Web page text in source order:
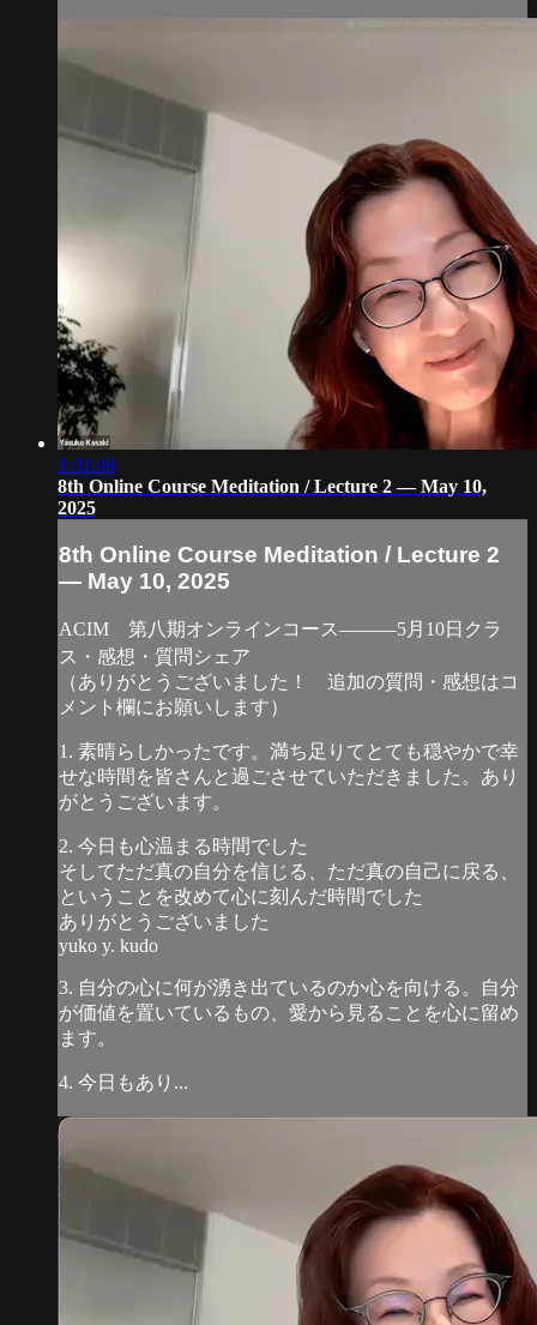
1:01:08
8th Online Course Meditation / Lecture 2 — May 10,
2025
8th Online Course Meditation / Lecture 2
— May 10, 2025
ACIM 第八期オンラインコース―――5月10日クラ
ス・感想・質問シェア
（ありがとうございました！ 追加の質問・感想はコ
メント欄にお願いします）
1. 素晴らしかったです。満ち足りてとても穏やかで幸
せな時間を皆さんと過ごさせていただきました。あり
がとうございます。
2. 今日も心温まる時間でした
そしてただ真の自分を信じる、ただ真の自己に戻る、
ということを改めて心に刻んだ時間でした
ありがとうございました
yuko y. kudo
3. 自分の心に何が湧き出ているのか心を向ける。自分
が価値を置いているもの、愛から見ることを心に留め
ます。
4. 今日もあり...